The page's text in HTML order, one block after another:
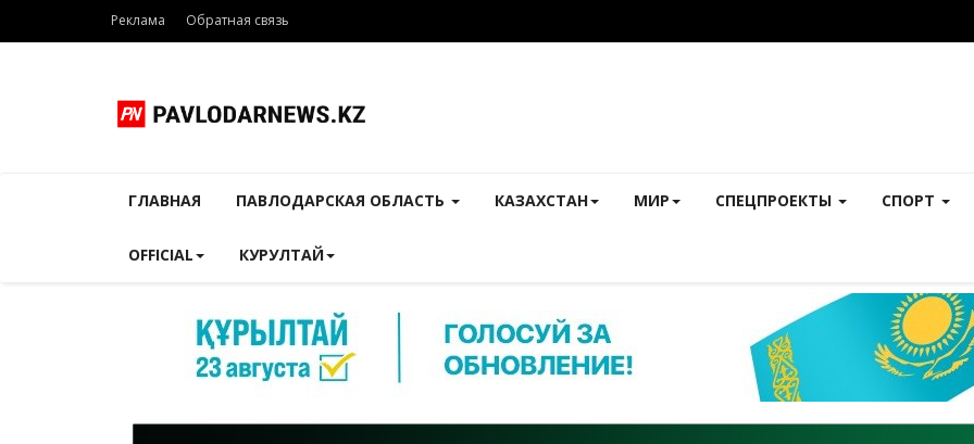
Реклама Обратная связь
ГЛАВНАЯ ПАВЛОДАРСКАЯ ОБЛАСТЬ КАЗАХСТАН МИР СПЕЦПРОЕКТЫ СПОРТ
OFFICIAL КУРУЛТАЙ